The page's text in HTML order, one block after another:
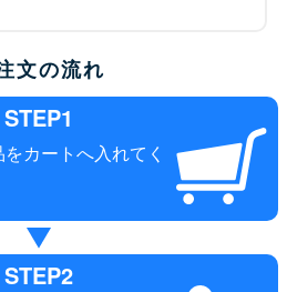
文の流れ
STEP1
カートへ入れてく
STEP2